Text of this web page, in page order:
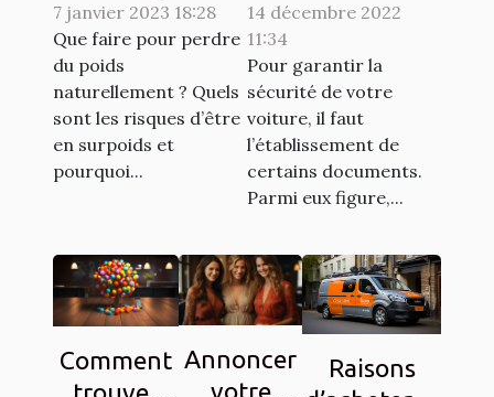
naturellement ?
7 janvier 2023 18:28
Que faire pour perdre
du poids
naturellement ? Quels
sont les risques d’être
en surpoids et
pourquoi...
choisir pour son
14 décembre 2022
11:34
Pour garantir la
sécurité de votre
voiture, il faut
l’établissement de
certains documents.
Parmi eux figure,...
Comment Annoncer
votre
Raisons